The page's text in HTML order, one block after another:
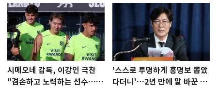
시메오네 감독, 이강인 극찬
"겸손하고 노력하는 선수…좋
'스스로 투명하게 홍명보 뽑았
다더니'…2년 만에 말 바꾼 이